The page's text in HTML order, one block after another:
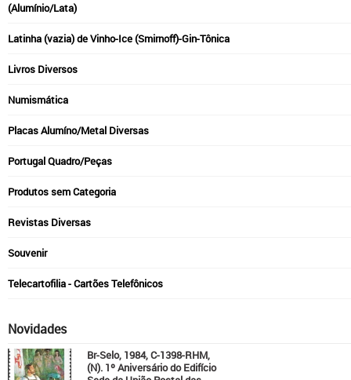
(Alumínio/Lata)
Latinha (vazia) de Vinho-Ice (Smirnoff)-Gin-Tônica
Livros Diversos
Numismática
Placas Alumíno/Metal Diversas
Portugal Quadro/Peças
Produtos sem Categoria
Revistas Diversas
Souvenir
Telecartofilia - Cartões Telefônicos
Novidades
Br-Selo, 1984, C-1398-RHM,
(N). 1º Aniversário do Edifício